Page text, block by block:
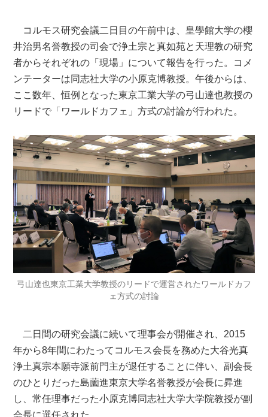
コルモス研究会議二日目の午前中は、皇學館大学の櫻
井治男名誉教授の司会で浄土宗と真如苑と天理教の研究
者からそれぞれの「現場」について報告を行った。コメ
ンテーターは同志社大学の小原克博教授。午後からは、
ここ数年、恒例となった東京工業大学の弓山達也教授の
リードで「ワールドカフェ」方式の討論が行われた。
弓山達也東京工業大学教授のリードで運営されたワールドカフ
ェ方式の討論
二日間の研究会議に続いて理事会が開催され、2015
年から8年間にわたってコルモス会長を務めた大谷光真
浄土真宗本願寺派前門主が退任することに伴い、副会長
のひとりだった島薗進東京大学名誉教授が会長に昇進
し、常任理事だった小原克博同志社大学大学院教授が副
会長に選任された。